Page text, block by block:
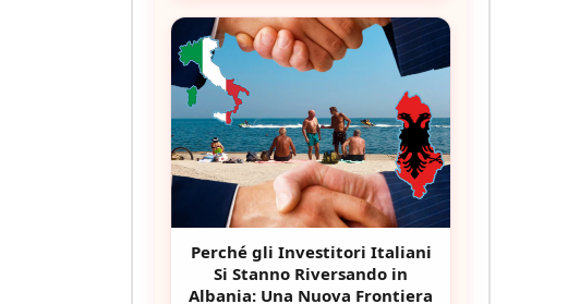
Perché gli Investitori Italiani
Si Stanno Riversando in
Albania: Una Nuova Frontiera